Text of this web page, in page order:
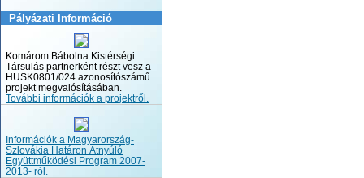
Pályázati Információ
Komárom Bábolna Kistérségi
Társulás partnerként részt vesz a
HUSK0801/024 azonosítószámű
projekt megvalósításában.
További információk a projektről.
Információk a Magyarország-
Szlovákia Határon Átnyúló
Együttműködési Program 2007-
2013- ról.